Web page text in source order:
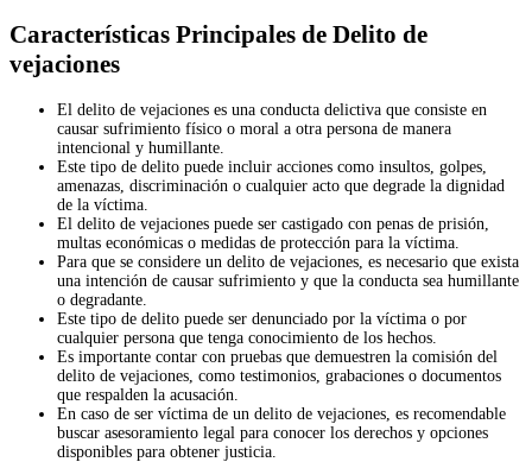
Características Principales de Delito de
vejaciones
El delito de vejaciones es una conducta delictiva que consiste en
causar sufrimiento físico o moral a otra persona de manera
intencional y humillante.
Este tipo de delito puede incluir acciones como insultos, golpes,
amenazas, discriminación o cualquier acto que degrade la dignidad
de la víctima.
El delito de vejaciones puede ser castigado con penas de prisión,
multas económicas o medidas de protección para la víctima.
Para que se considere un delito de vejaciones, es necesario que exista
una intención de causar sufrimiento y que la conducta sea humillante
o degradante.
Este tipo de delito puede ser denunciado por la víctima o por
cualquier persona que tenga conocimiento de los hechos.
Es importante contar con pruebas que demuestren la comisión del
delito de vejaciones, como testimonios, grabaciones o documentos
que respalden la acusación.
En caso de ser víctima de un delito de vejaciones, es recomendable
buscar asesoramiento legal para conocer los derechos y opciones
disponibles para obtener justicia.